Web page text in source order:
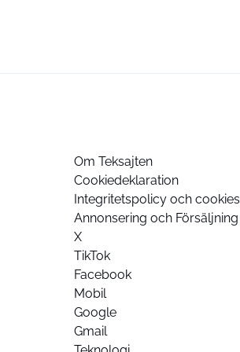
Om Teksajten
Cookiedeklaration
Integritetspolicy och cookies
Annonsering och Försäljning
X
TikTok
Facebook
Mobil
Google
Gmail